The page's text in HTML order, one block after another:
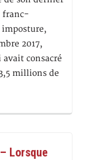
franc-
2017,
avait consacré
millions de
Lorsque